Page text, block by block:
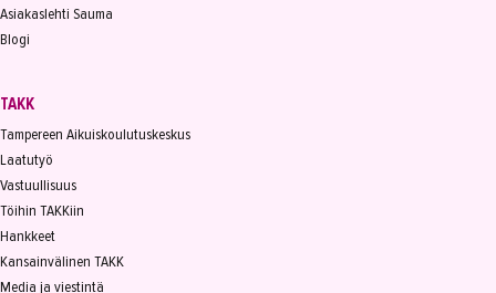
Asiakaslehti Sauma
Blogi
TAKK
Tampereen Aikuiskoulutuskeskus
Laatutyö
Vastuullisuus
Töihin TAKKiin
Hankkeet
Kansainvälinen TAKK
Media ja viestintä